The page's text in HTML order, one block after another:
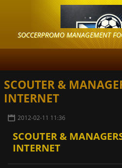
SOCCERPROMO MANAGEMENT
SCOUTER &
INTERNET
2012-02-11 11:36
SCOUTER &
INTERNET